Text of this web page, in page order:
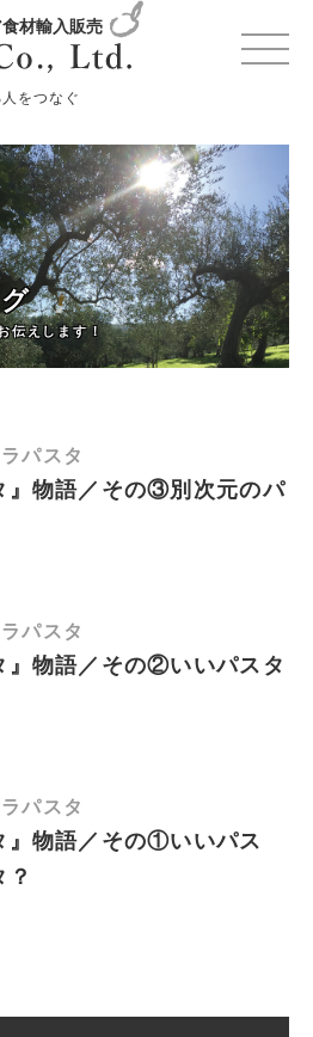
材輸入販売
をつなぐ
月別: 2025年7月
伝えします！
パスタ
』物語／その③別次元のパ
パスタ
』物語／その②いいパスタ
パスタ
』物語／その①いいパス